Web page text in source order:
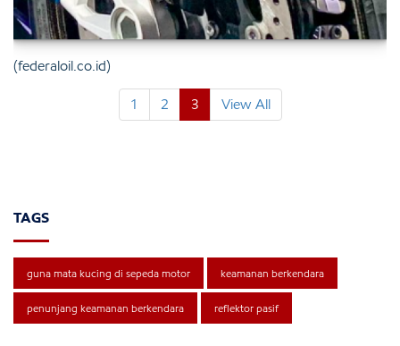
(federaloil.co.id)
1 2 3 View All
TAGS
guna mata kucing di sepeda motor keamanan berkendara
penunjang keamanan berkendara reflektor pasif